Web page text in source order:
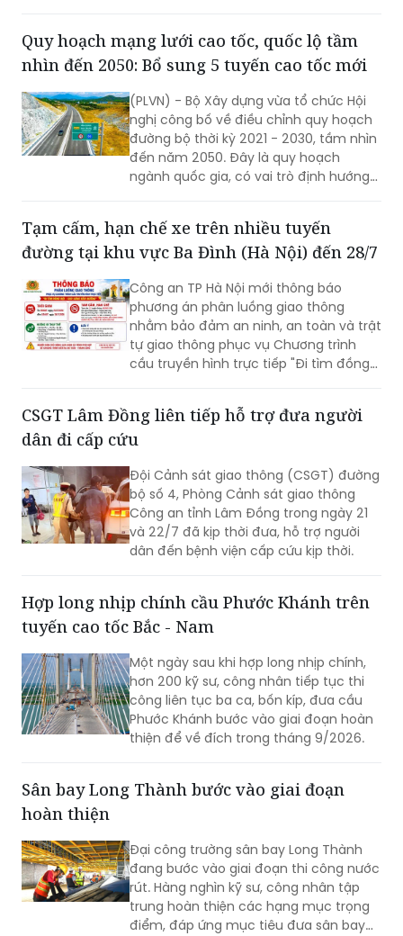
Quy hoạch mạng lưới cao tốc, quốc lộ tầm
nhìn đến 2050: Bổ sung 5 tuyến cao tốc mới
(PLVN) - Bộ Xây dựng vừa tổ chức Hội
nghị công bố về điều chỉnh quy hoạch
đường bộ thời kỳ 2021 - 2030, tầm nhìn
đến năm 2050. Đây là quy hoạch
ngành quốc gia, có vai trò định hướng
huy động nguồn lực đầu tư, tăng
cường liên kết vùng và kết nối các
cảng biển, cảng hàng không cùng các
đầu mối giao thông quan trọng.
Tạm cấm, hạn chế xe trên nhiều tuyến
đường tại khu vực Ba Đình (Hà Nội) đến 28/7
Công an TP Hà Nội mới thông báo
phương án phân luồng giao thông
nhằm bảo đảm an ninh, an toàn và trật
tự giao thông phục vụ Chương trình
cầu truyền hình trực tiếp "Đi tìm đồng
Anh hùng liệt sĩ, phường Ba Đình.
CSGT Lâm Đồng liên tiếp hỗ trợ đưa người
dân đi cấp cứu
Đội Cảnh sát giao thông (CSGT) đường
bộ số 4, Phòng Cảnh sát giao thông
Công an tỉnh Lâm Đồng trong ngày 21
và 22/7 đã kịp thời đưa, hỗ trợ người
dân đến bệnh viện cấp cứu kịp thời.
Hợp long nhịp chính cầu Phước Khánh trên
tuyến cao tốc Bắc - Nam
Một ngày sau khi hợp long nhịp chính,
hơn 200 kỹ sư, công nhân tiếp tục thi
công liên tục ba ca, bốn kíp, đưa cầu
Phước Khánh bước vào giai đoạn hoàn
thiện để về đích trong tháng 9/2026.
Sân bay Long Thành bước vào giai đoạn
hoàn thiện
Đại công trường sân bay Long Thành
đang bước vào giai đoạn thi công nước
rút. Hàng nghìn kỹ sư, công nhân tập
trung hoàn thiện các hạng mục trọng
điểm, đáp ứng mục tiêu đưa sân bay